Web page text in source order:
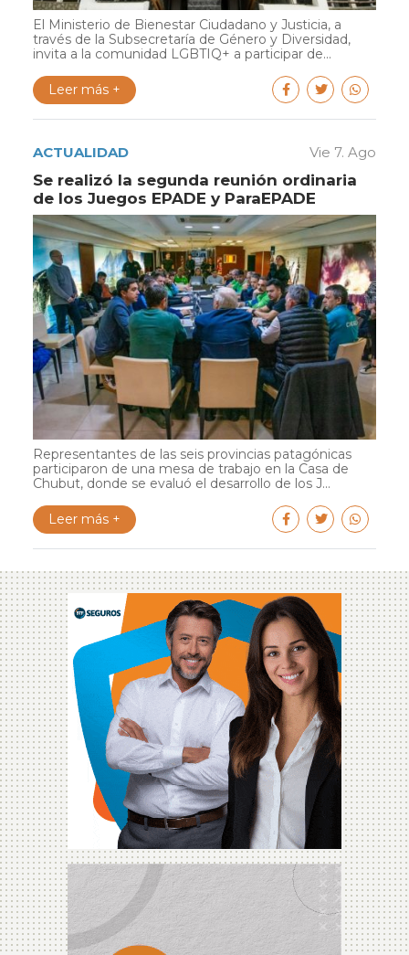
El Ministerio de Bienestar Ciudadano y Justicia, a
través de la Subsecretaría de Género y Diversidad,
invita a la comunidad LGBTIQ+ a participar de...
Leer más +
ACTUALIDAD Vie 7. Ago
Se realizó la segunda reunión ordinaria
de los Juegos EPADE y ParaEPADE
Representantes de las seis provincias patagónicas
participaron de una mesa de trabajo en la Casa de
Chubut, donde se evaluó el desarrollo de los J...
Leer más +